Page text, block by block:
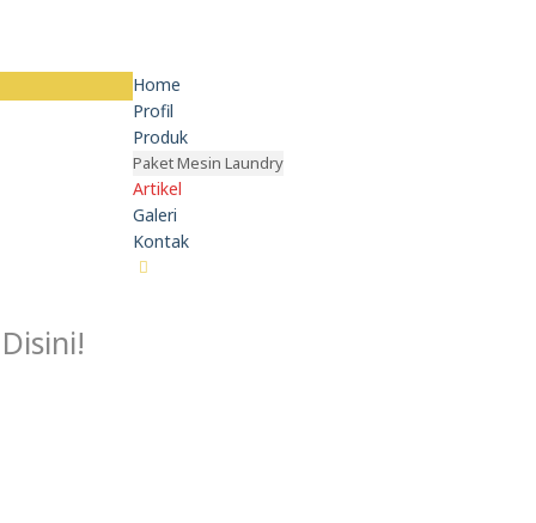
Home
Profil
Produk
Paket Mesin Laundry
Artikel
Galeri
Kontak